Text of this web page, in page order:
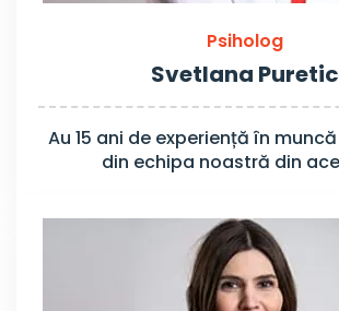
Psiholog
Svetlana Puretic
Au 15 ani de experiență în
din echipa noastră din